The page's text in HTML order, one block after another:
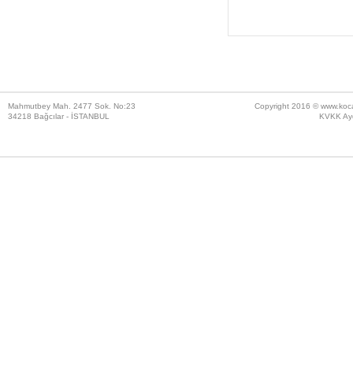
Mahmutbey Mah. 2477 Sok. No:23
34218 Bağcılar - İSTANBUL
Copyright 2016 ©
KVKK